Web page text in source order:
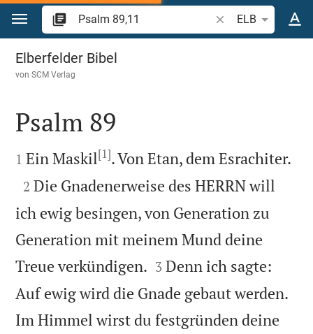
Zum Inhalt springen
Bibelstelle oder
ELB
Psalm 89
Elberfelder Bibel
vonSCM Verlag

Psalm 89

1 Ein Maskil[1]. Von Etan, dem Esrachiter.

2 Die Gnadenerweise des HERRN will
ich ewig besingen, von Generation zu
Generation mit meinem Mund deine
Treue verkündigen. 

3 Denn ich sagte:
Auf ewig wird die Gnade gebaut werden.
Im Himmel wirst du festgründen deine